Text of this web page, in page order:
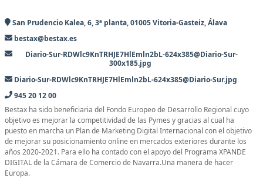
San Prudencio Kalea, 6, 3ª planta, 01005 Vitoria-Gasteiz, Álava
bestax@bestax.es
Diario-Sur-RDWlc9KnTRHJE7HlEmln2bL-624x385@Diario-Sur-
300x185.jpg
Diario-Sur-RDWlc9KnTRHJE7HlEmln2bL-624x385@Diario-Sur.jpg
945 20 12 00
Bestax ha sido beneficiaria del Fondo Europeo de Desarrollo Regional cuyo
objetivo es mejorar la competitividad de las Pymes y gracias al cual ha
puesto en marcha un Plan de Marketing Digital Internacional con el objetivo
de mejorar su posicionamiento online en mercados exteriores durante los
años 2020-2021. Para ello ha contado con el apoyo del Programa XPANDE
DIGITAL de la Cámara de Comercio de Navarra.Una manera de hacer
Europa.